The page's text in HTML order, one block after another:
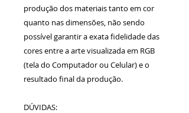
produção dos materiais tanto em cor
quanto nas dimensões, não sendo
possível garantir a exata fidelidade das
cores entre a arte visualizada em RGB
(tela do Computador ou Celular) e o
resultado final da produção.
DÚVIDAS: